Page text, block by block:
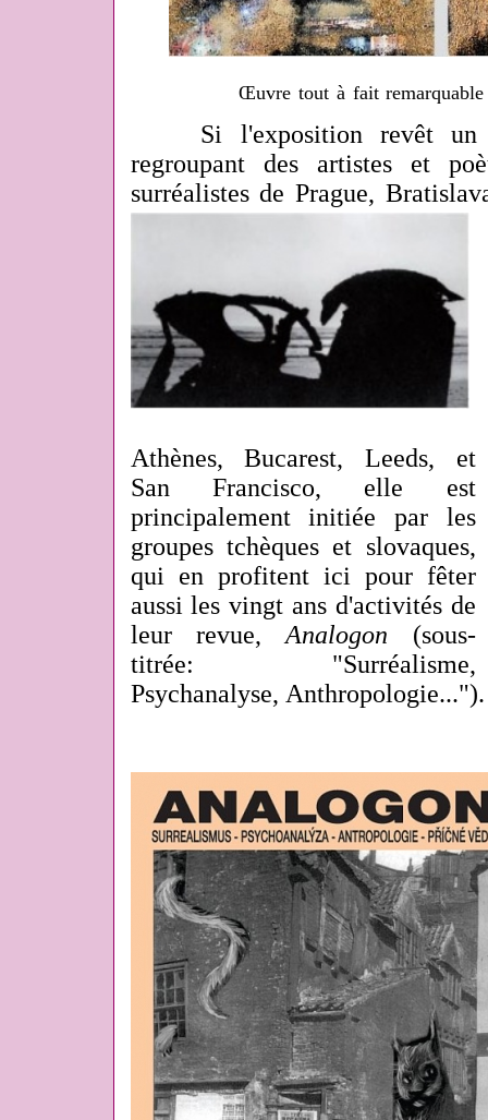
Œuvre tout à fait
Si l'exposition revêt un
regroupant des artistes et
surréalistes de Prague,
Athènes, Bucarest, Leeds, et
San Francisco, elle est
principalement initiée par les
groupes tchèques et slovaques,
qui en profitent ici pour fêter
aussi les vingt ans d'activités de
leur revue,Analogon (sous-
titrée: "Surréalisme,
Psychanalyse, Anthropologie...").